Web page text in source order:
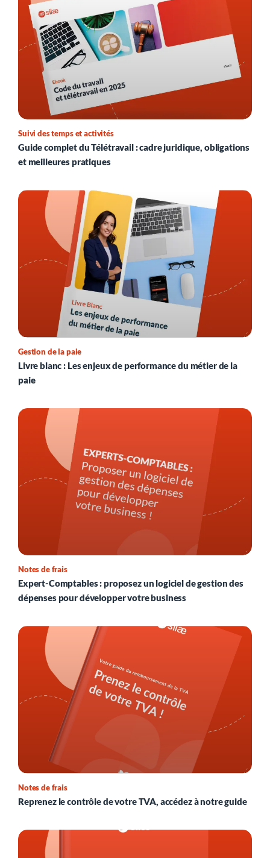
Suivi des temps et activités
Guide complet du Télétravail : cadre juridique, obligations
et meilleures pratiques
Gestion de la paie
Livre blanc : Les enjeux de performance du métier de la
paie
Notes de frais
Expert-Comptables : proposez un logiciel de gestion des
dépenses pour développer votre business
Notes de frais
Reprenez le contrôle de votre TVA, accédez à notre guide